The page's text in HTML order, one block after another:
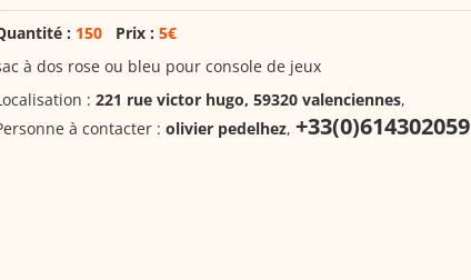
: 150Prix : 5€
à dos rose ou bleu pour console de jeux
: 221 rue victor hugo, 59320 valenciennes,
à contacter : olivier pedelhez, +33(0)614302059